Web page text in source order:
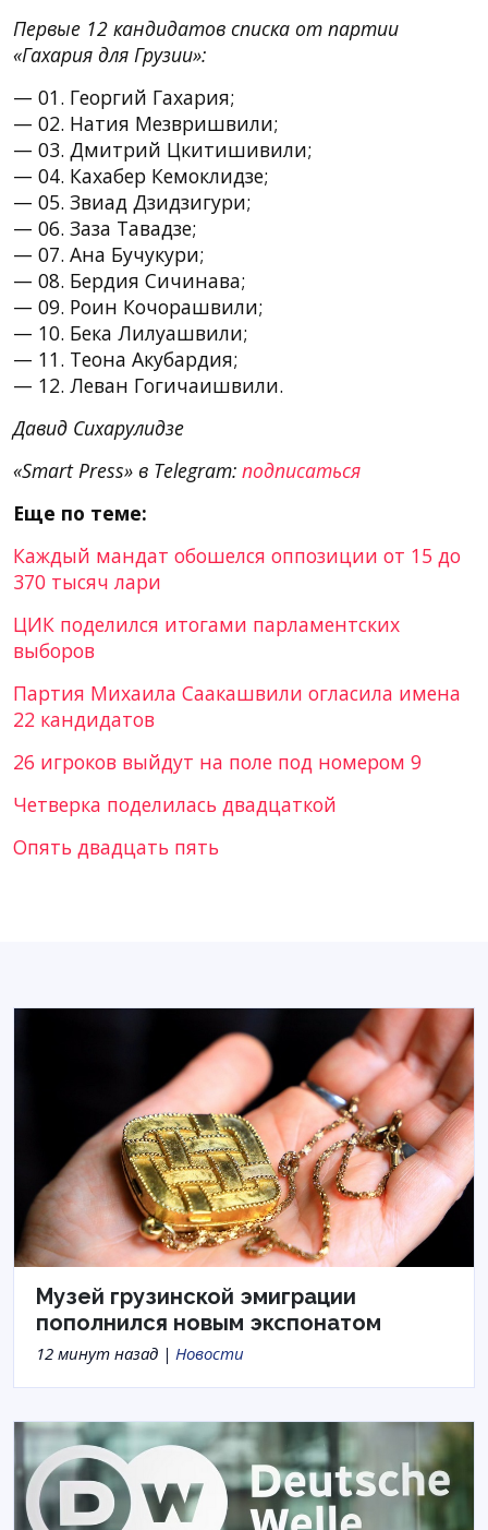
Первые 12 кандидатов списка от партии
«Гахария для Грузии»:
— 01. Георгий Гахария;
— 02. Натия Мезвришвили;
— 03. Дмитрий Цкитишивили;
— 04. Кахабер Кемоклидзе;
— 05. Звиад Дзидзигури;
— 06. Заза Тавадзе;
— 07. Ана Бучукури;
— 08. Бердия Сичинава;
— 09. Роин Кочорашвили;
— 10. Бека Лилуашвили;
— 11. Теона Акубардия;
— 12. Леван Гогичаишвили.
Давид Сихарулидзе
«Smart Press» в Telegram: подписаться
Еще по теме:
Каждый мандат обошелся оппозиции от 15 до
370 тысяч лари
ЦИК поделился итогами парламентских
выборов
Партия Михаила Саакашвили огласила имена
22 кандидатов
26 игроков выйдут на поле под номером 9
Четверка поделилась двадцаткой
Опять двадцать пять
Музей грузинской эмиграции
пополнился новым экспонатом
12 минут назад | Новости